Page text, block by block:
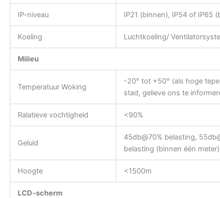
IP-niveau IP21 (binnen), IP54 of IP65
Koeling Luchtkoeling/
Milieu
Temperatuur Woking
-20° tot +50° (als hoge
stad, gelieve ons te
Ralatieve vochtigheid <90%
Geluid
45db@70% belasting,
belasting (binnen één meter)
Hoogte <1500m
LCD-scherm